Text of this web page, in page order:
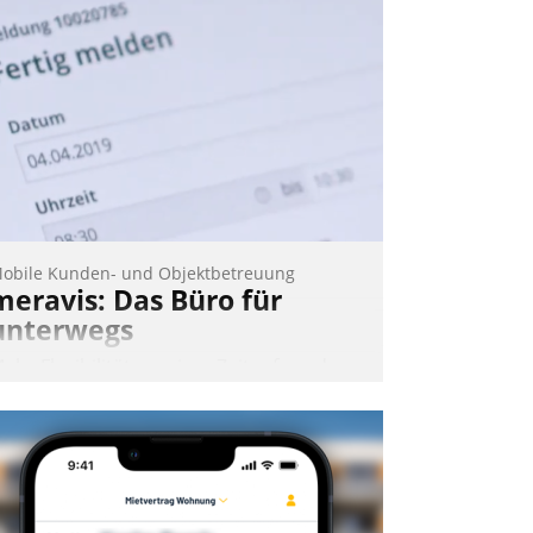
Kunden- und Objektbetreuung
Das Büro für
verspricht das aktuelle Cockpit für mobile
von Datatrain. Die meravis
Wohnungsbau- und Immobilien GmbH
sich dabei für den Betrieb der Lösung